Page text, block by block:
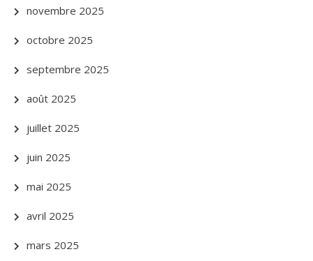
novembre 2025
octobre 2025
septembre 2025
août 2025
juillet 2025
juin 2025
mai 2025
avril 2025
mars 2025